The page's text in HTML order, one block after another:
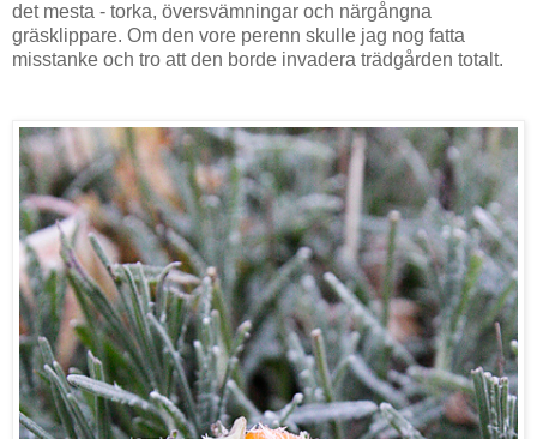
det mesta - torka, översvämningar och närgångna
gräsklippare. Om den vore perenn skulle jag nog fatta
misstanke och tro att den borde invadera trädgården totalt.